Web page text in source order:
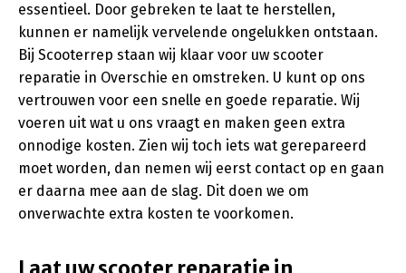
essentieel. Door gebreken te laat te herstellen,
kunnen er namelijk vervelende ongelukken ontstaan.
Bij Scooterrep staan wij klaar voor uw scooter
reparatie in Overschie en omstreken. U kunt op ons
vertrouwen voor een snelle en goede reparatie. Wij
voeren uit wat u ons vraagt en maken geen extra
onnodige kosten. Zien wij toch iets wat gerepareerd
moet worden, dan nemen wij eerst contact op en gaan
er daarna mee aan de slag. Dit doen we om
onverwachte extra kosten te voorkomen.